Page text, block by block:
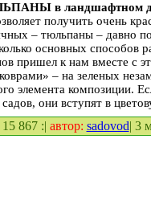
в ландшафтном
получить очень
– тюльпаны – давно
основных способов
пришел к нам вместе с
– на зеленых
элемента композиции.
они вступят в
867 :| автор: sadovod| 3